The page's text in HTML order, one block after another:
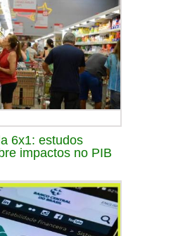
6x1: estudos
impactos no PIB